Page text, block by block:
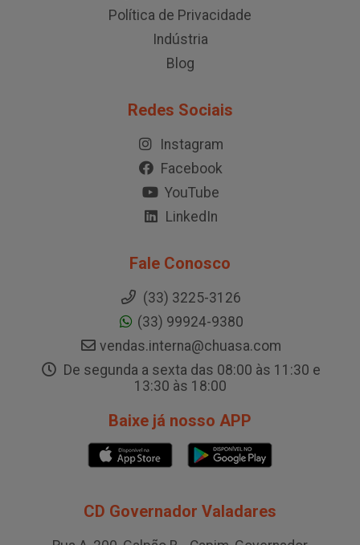
Política de Privacidade
Indústria
Blog
Redes Sociais
Instagram
Facebook
YouTube
LinkedIn
Fale Conosco
(33) 3225-3126
(33) 99924-9380
vendas.interna@chuasa.com
De segunda a sexta das 08:00 às 11:30 e
13:30 às 18:00
Baixe já nosso APP
CD Governador Valadares